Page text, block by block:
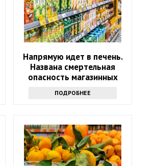
Напрямую идет в печень.
Названа смертельная
опасность магазинных
ПОДРОБНЕЕ